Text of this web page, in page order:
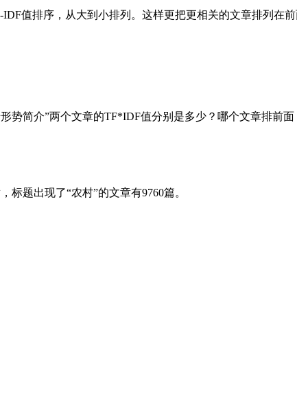
值排序，从大到小排列。这样更把更相关的文章排列在前
势简介”两个文章的TF*IDF值分别是多少？哪个文章排前面
题出现了“农村”的文章有9760篇。